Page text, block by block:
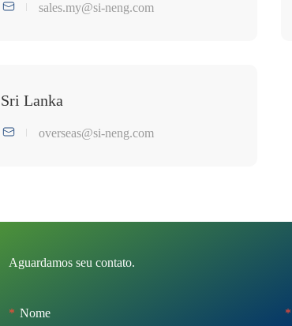
sales.my@si-neng.com
Sri Lanka
overseas@si-neng.com
Aguardamos seu contato.
* Nome *